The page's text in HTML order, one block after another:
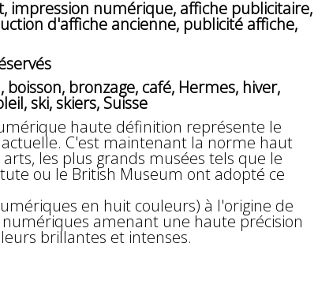
impression numérique, affiche publicitaire,
d'affiche ancienne, publicité affiche,
boisson, bronzage, café, Hermes, hiver,
ski, skiers, Suisse
haute définition représente le
C'est maintenant la norme haut
les plus grands musées tels que le
ou le British Museum ont adopté ce
en huit couleurs) à l'origine de
amenant une haute précision
brillantes et intenses.